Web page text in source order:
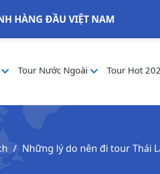
HÀNG ĐẦU VIỆT NAM
Tour Nước Ngoài Tour Hot
Những lý do nên đi tour Thái